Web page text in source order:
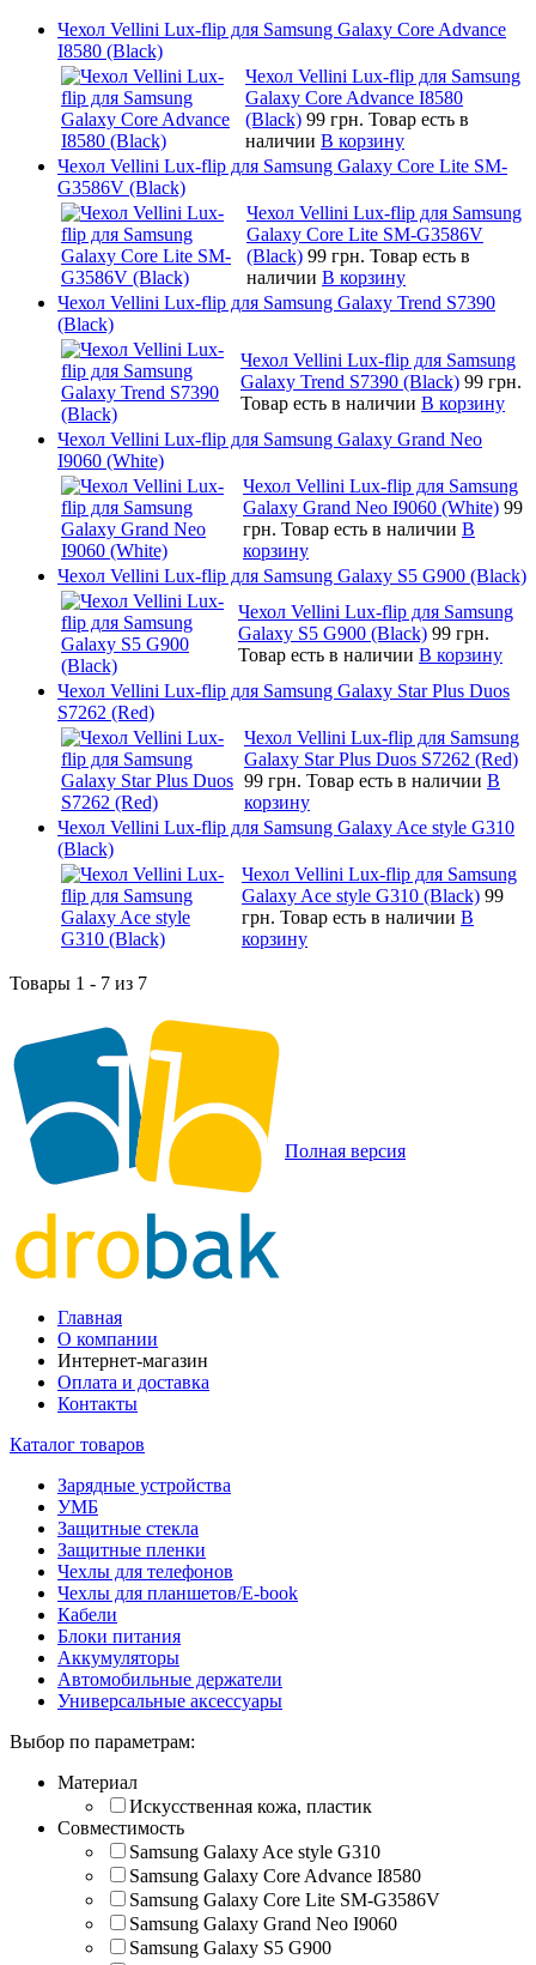
Чехол Vellini Lux-flip для Samsung Galaxy Core Advance
I8580 (Black)
Чехол Vellini Lux-flip для Samsung
Galaxy Core Advance I8580
(Black) 99 грн. Товар есть в
наличии В корзину
Чехол Vellini Lux-flip для Samsung Galaxy Core Lite SM-
G3586V (Black)
Чехол Vellini Lux-flip для Samsung
Galaxy Core Lite SM-G3586V
(Black) 99 грн. Товар есть в
наличии В корзину
Чехол Vellini Lux-flip для Samsung Galaxy Trend S7390
(Black)
Чехол Vellini Lux-flip для Samsung
Galaxy Trend S7390 (Black) 99 грн.
Товар есть в наличии В корзину
Чехол Vellini Lux-flip для Samsung Galaxy Grand Neo
I9060 (White)
Чехол Vellini Lux-flip для Samsung
Galaxy Grand Neo I9060 (White) 99
грн. Товар есть в наличии В
корзину
Чехол Vellini Lux-flip для Samsung Galaxy S5 G900 (Black)
Чехол Vellini Lux-flip для Samsung
Galaxy S5 G900 (Black) 99 грн.
Товар есть в наличии В корзину
Чехол Vellini Lux-flip для Samsung Galaxy Star Plus Duos
S7262 (Red)
Чехол Vellini Lux-flip для Samsung
Galaxy Star Plus Duos S7262 (Red)
99 грн. Товар есть в наличии В
корзину
Чехол Vellini Lux-flip для Samsung Galaxy Ace style G310
(Black)
Чехол Vellini Lux-flip для Samsung
Galaxy Ace style G310 (Black) 99
грн. Товар есть в наличии В
корзину
Товары 1 - 7 из 7
Полная версия
Главная
О компании
Интернет-магазин
Оплата и доставка
Контакты
Каталог товаров
Зарядные устройства
УМБ
Защитные стекла
Защитные пленки
Чехлы для телефонов
Чехлы для планшетов/E-book
Кабели
Блоки питания
Аккумуляторы
Автомобильные держатели
Универсальные аксессуары
Выбор по параметрам:
Материал
Искусственная кожа, пластик
Совместимость
Samsung Galaxy Ace style G310
Samsung Galaxy Core Advance I8580
Samsung Galaxy Core Lite SM-G3586V
Samsung Galaxy Grand Neo I9060
Samsung Galaxy S5 G900